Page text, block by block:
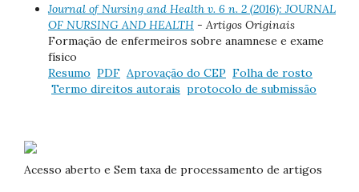
Journal of Nursing and Health v. 6 n. 2 (2016): JOURNAL
OF NURSING AND HEALTH - Artigos Originais
Formação de enfermeiros sobre anamnese e exame
físico
Resumo PDF Aprovação do CEP Folha de rosto
Termo direitos autorais protocolo de submissão
Acesso aberto e Sem taxa de processamento de artigos